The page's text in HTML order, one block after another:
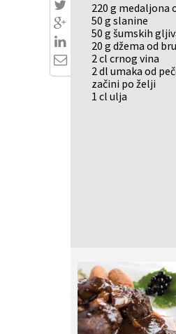
OSJEČKO-
ISTARSKA
220 g medaljona
50 g slanine
50 g šumskih
20 g džema od
2 cl crnog vina
2 dl umaka od
začini po želji
1 cl ulja